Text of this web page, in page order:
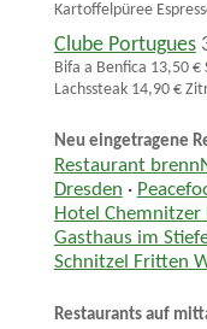
Kartoffelpüree
Clube Portugues
Bifa a Benfica 13,50
Lachssteak 14,90 €
Neu eingetragene
Restaurant
Dresden ·
Hotel Chemnitzer
Gasthaus im
Schnitzel Fritten
Restaurants auf